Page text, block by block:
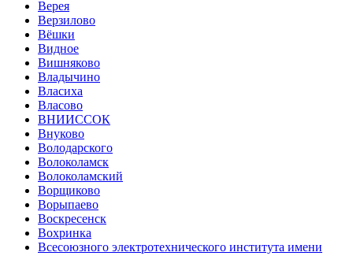
Верея
Верзилово
Вёшки
Видное
Вишняково
Владычино
Власиха
Власово
ВНИИССОК
Внуково
Володарского
Волоколамск
Волоколамский
Ворщиково
Ворыпаево
Воскресенск
Вохринка
Всесоюзного электротехнического института имени